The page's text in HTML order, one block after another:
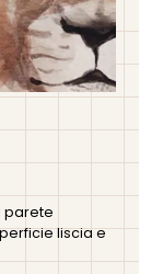
parete
liscia e